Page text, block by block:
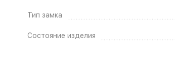
Тип замка
Состояние изделия